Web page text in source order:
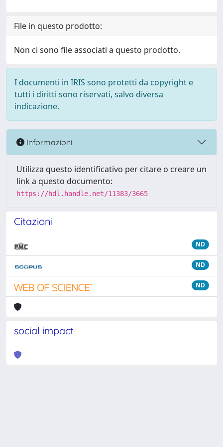
File in questo prodotto:
Non ci sono file associati a questo prodotto.
I documenti in IRIS sono protetti da copyright e
tutti i diritti sono riservati, salvo diversa
indicazione.
Informazioni
Utilizza questo identificativo per citare o creare un
link a questo documento:
https://hdl.handle.net/11383/3665
Citazioni
ND
ND
ND
social impact